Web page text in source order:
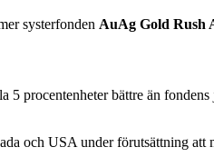
systerfonden AuAg Gold Rush
5 procentenheter bättre än
och USA under förutsättning att